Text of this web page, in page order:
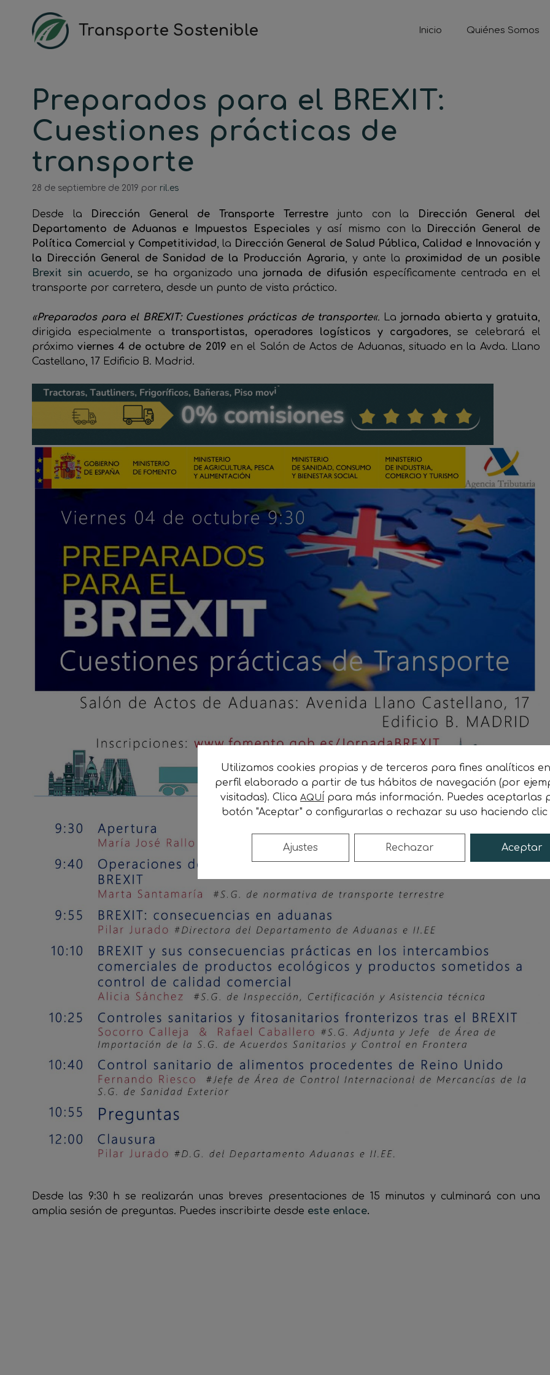
contenido
Transporte Sostenible Inicio Quiénes Somos
Preparados para el BREXIT:
Cuestiones prácticas de
transporte
28 de septiembre de 2019 por ril.es
Desde la Dirección General de Transporte Terrestrejunto con la
Dirección General del
Departamento de Aduanas e Impuestos Especiales y así mismo con la Dirección General de
Política Comercial y Competitividad, la Dirección General de Salud Pública, Calidad e Innovación y
la Dirección General de Sanidad de la Producción Agraria, y ante la proximidad de un posible
Brexit sin acuerdo, se ha organizado una jornada de difusión específicamente centrada en el
transporte por carretera, desde un punto de vista práctico.
«Preparados para el BREXIT: Cuestiones prácticas de transporte«. La jornada abierta y gratuita,
dirigida especialmente atransportistas, operadores logísticos y cargadores, se celebrará el
próximoviernes 4 de octubre de 2019 en el Salón de Actos de Aduanas, situado en la Avda. Llano
Castellano, 17 Edificio B. Madrid.
Desde las 9:30 h se realizarán unas breves presentaciones de 15 minutos y culminará con una
amplia sesión de preguntas. Puedes inscribirte desde este enlace.
Utilizamos cookies propias y de terceros para fines analíticos
perfil elaborado a partir de tus hábitos de navegación (por
visitadas). Clica AQUÍ para más información. Puedes aceptarlas
botón "Aceptar" o configurarlas o rechazar su uso haciendo clic
Aceptar
Rechazar
Ajustes